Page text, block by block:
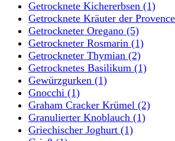
Getrocknete Kichererbsen (1)
Getrocknete Kräuter der Provence
Getrockneter Oregano (5)
Getrockneter Rosmarin (1)
Getrockneter Thymian (2)
Getrocknetes Basilikum (1)
Gewürzgurken (1)
Gnocchi (1)
Graham Cracker Krümel (2)
Granulierter Knoblauch (1)
Griechischer Joghurt (1)